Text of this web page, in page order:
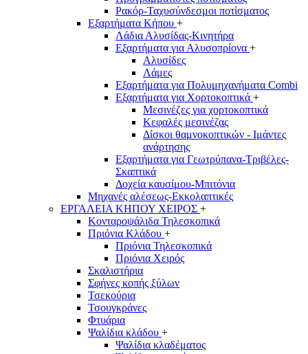
Ρακόρ-Ταχυσύνδεσμοι ποτίσματος
Εξαρτήματα Κήπου +
Λάδια Αλυσίδας-Κινητήρα
Εξαρτήματα για Αλυσοπρίονα +
Αλυσίδες
Λάμες
Εξαρτήματα για Πολυμηχανήματα Combi
Εξαρτήματα για Χορτοκοπτικά +
Μεσινέζες για χορτοκοπτικά
Κεφαλές μεσινέζας
Δίσκοι θαμνοκοπτικών - Ιμάντες
ανάρτησης
Εξαρτήματα για Γεωτρύπανα-Τριβέλες-
Σκαπτικά
Δοχεία καυσίμου-Μπιτόνια
Μηχανές αλέσεως-Εκκολαπτικές
ΕΡΓΑΛΕΙΑ ΚΗΠΟΥ ΧΕΙΡΟΣ +
Κονταροψάλιδα Τηλεσκοπικά
Πριόνια Κλάδου +
Πριόνια Τηλεσκοπικά
Πριόνια Χειρός
Σκαλιστήρια
Σφήνες κοπής ξύλων
Τσεκούρια
Τσουγκράνες
Φτυάρια
Ψαλίδια κλάδου +
Ψαλίδια κλαδέματος